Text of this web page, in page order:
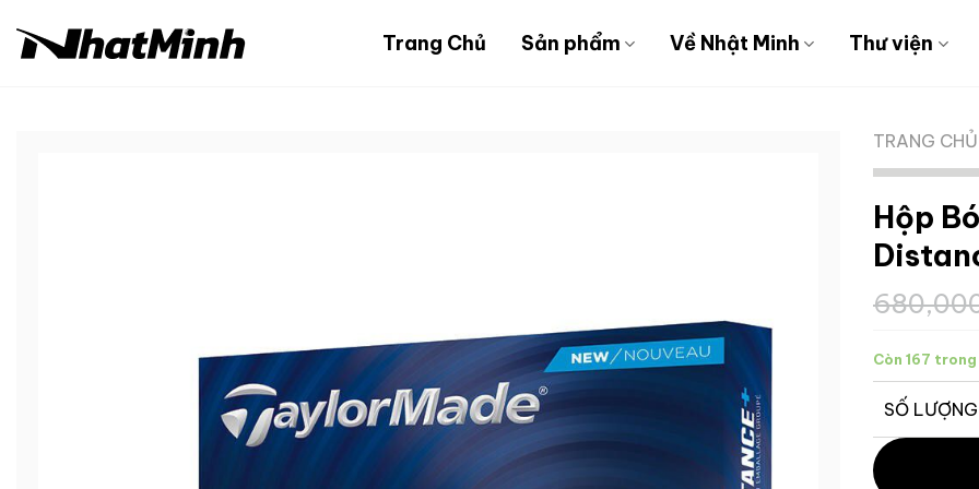
đến
Trang Chủ Sản phẩm Về Nhật Minh Thư viện
TRANG CHỦ
Hộp
Còn 167
SỐ LƯỢNG
Hộp Bóng